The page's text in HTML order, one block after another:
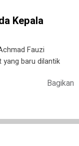
Kepala
Fauzi
baru dilantik
Bagikan